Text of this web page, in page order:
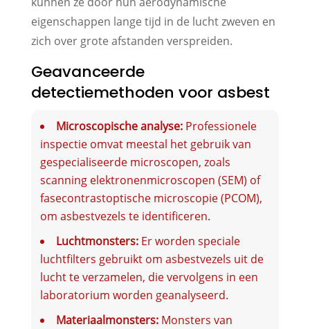
eigenschappen lange tijd in de lucht zweven en
zich over grote afstanden verspreiden.
Geavanceerde
detectiemethoden voor asbest
Microscopische analyse:Professionele
inspectie omvat meestal het gebruik van
gespecialiseerde microscopen, zoals
scanning elektronenmicroscopen (SEM) of
fasecontrastoptische microscopie (PCOM),
om asbestvezels te identificeren.
Luchtmonsters:Er worden speciale
luchtfilters gebruikt om asbestvezels uit de
lucht te verzamelen, die vervolgens in een
laboratorium worden geanalyseerd.
Materiaalmonsters:Monsters van